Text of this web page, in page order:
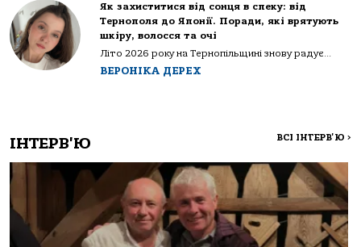
Як захиститися від сонця в спеку: від
Тернополя до Японії. Поради, які врятують
шкіру, волосся та очі
Літо 2026 року на Тернопільщині знову радує...
ВЕРОНІКА ДЕРЕХ
ІНТЕРВ'Ю ВСІ ІНТЕРВ'Ю >